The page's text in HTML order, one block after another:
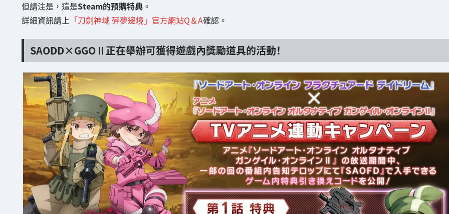
但請注是，這是Steam的預購特典。
詳細資訊請上 「刀劍神域 碎夢邊境」官方網站Q＆A確認。
SAODD×GGOⅡ正在舉辦可獲得遊戲內獎勵道具的活動！